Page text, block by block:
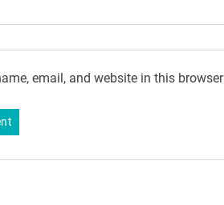
email, and website in this